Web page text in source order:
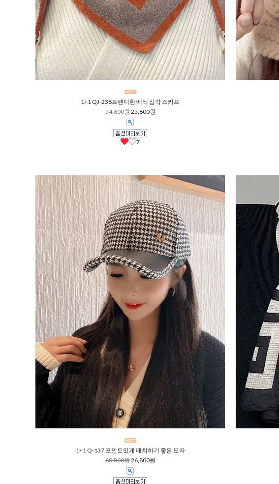
1+1 QJ-238트렌디한 배색 삼각 스카프
54,600원25,800원
7
1+1 Q-137 포인트있게 매치하기 좋은 모자
60,800원26,800원